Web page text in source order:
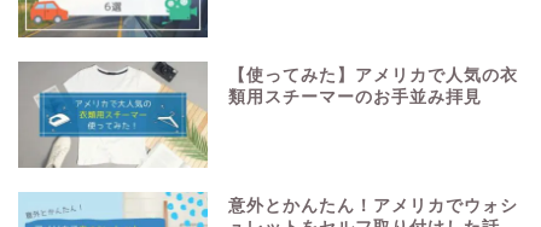
【使ってみた】アメリカで人気の衣
類用スチーマーのお手並み拝見
意外とかんたん！アメリカでウォシ